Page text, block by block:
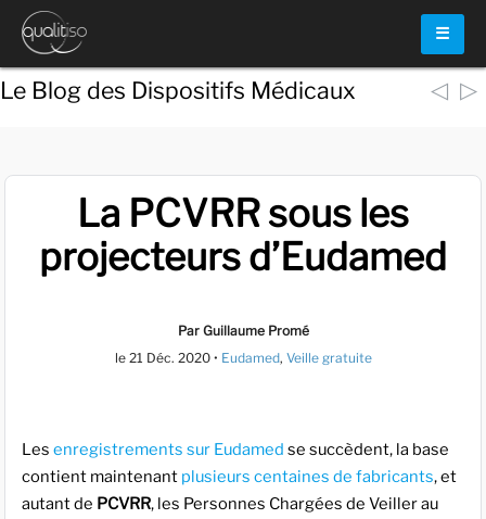
☰
Le Blog des Dispositifs Médicaux ◁ ▷
La PCVRR sous les
projecteurs d’Eudamed
Par Guillaume Promé
le 21 Déc. 2020 • Eudamed, Veille gratuite
Les enregistrements sur Eudamed se succèdent, la base
contient maintenant plusieurs centaines de fabricants, et
autant de PCVRR, les Personnes Chargées de Veiller au